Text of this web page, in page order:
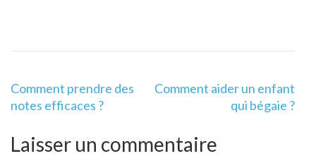
Navigation
de
Comment prendre des
notes efficaces ?
Comment aider un enfant
qui bégaie ?
Laisser un commentaire